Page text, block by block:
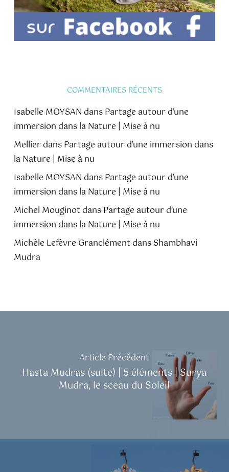
COMMENTAIRES RÉCENTS
Isabelle MOYSAN dansPartage autour d’une
immersion dans la Nature | Mise à nu
MellierdansPartage autour d’une immersion dans
la Nature | Mise à nu
Isabelle MOYSAN dansPartage autour d’une
immersion dans la Nature | Mise à nu
Michel MouginotdansPartage autour d’une
immersion dans la Nature | Mise à nu
Michèle Lefèvre GranclémentdansShambhavi
Mudra
Article Précédent
Hasta Mudras (suite) | 5 éléments | Surya
Mudra, le sceau du Soleil